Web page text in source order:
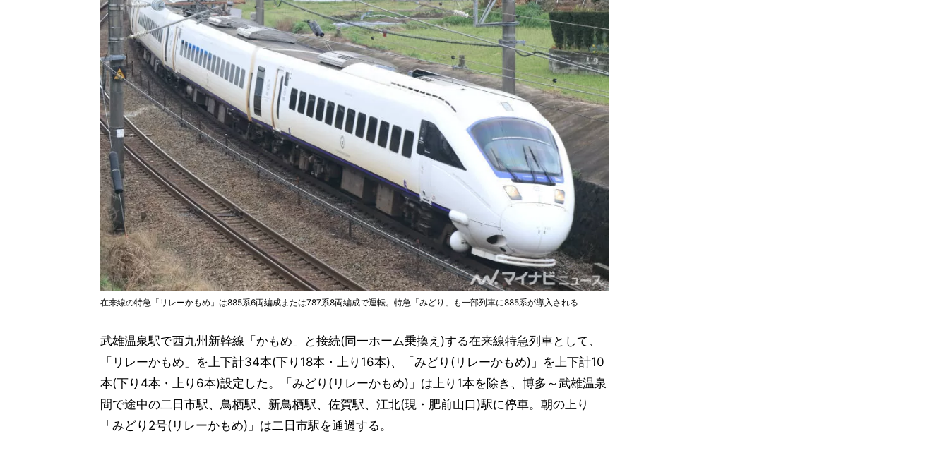
在来線の特急「リレーかもめ」は885系6両編成または787系8両編成で運転。特急「みどり」も一部列車に885系が導入される
武雄温泉駅で西九州新幹線「かもめ」と接続(同一ホーム乗換え)する在来線特急列車として、
「リレーかもめ」を上下計34本(下り18本・上り16本)、「みどり(リレーかもめ)」を上下計10
本(下り4本・上り6本)設定した。「みどり(リレーかもめ)」は上り1本を除き、博多～武雄温泉
間で途中の二日市駅、鳥栖駅、新鳥栖駅、佐賀駅、江北(現・肥前山口)駅に停車。朝の上り
「みどり2号(リレーかもめ)」は二日市駅を通過する。